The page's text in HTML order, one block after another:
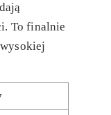
To finalnie